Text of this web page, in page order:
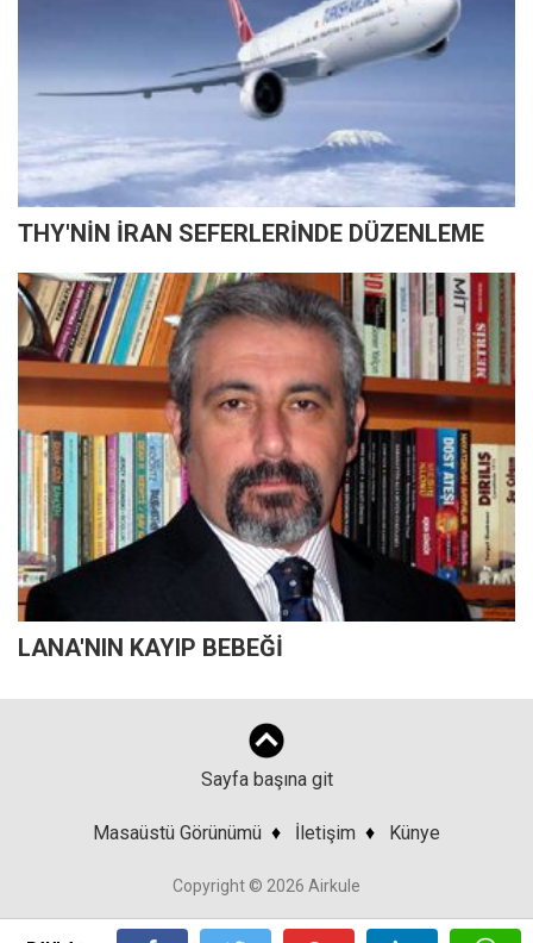
THY'NİN İRAN SEFERLERİNDE DÜZENLEME
LANA'NIN KAYIP BEBEĞİ
Sayfa başına git
Masaüstü Görünümü ♦ İletişim ♦ Künye
Copyright © 2026 Airkule